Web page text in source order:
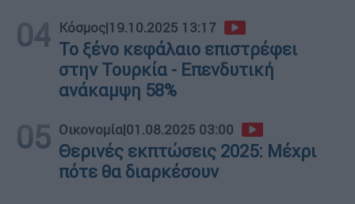
04 Κόσμος|19.10.2025 13:17
Το ξένο κεφάλαιο επιστρέφει
στην Τουρκία - Επενδυτική
ανάκαμψη 58%
05 Οικονομία|01.08.2025 03:00
Θερινές εκπτώσεις 2025: Μέχρι
πότε θα διαρκέσουν